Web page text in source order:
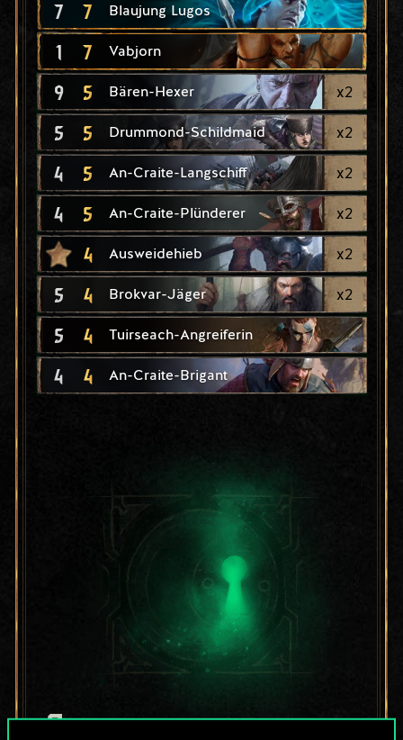
7 7 Blaujung Lugos
1 7 Vabjorn
9 5 Bären-Hexer x2
5 5 Drummond-Schildmaid x2
4 5 An-Craite-Langschiff x2
4 5 An-Craite-Plünderer x2
4 Ausweidehieb x2
5 4 Brokvar-Jäger x2
5 4 Tuirseach-Angreiferin
4 4 An-Craite-Brigant
Bis jetzt ist dies nur